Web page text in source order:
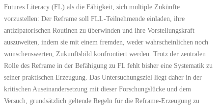
Futures Literacy (FL) als die Fähigkeit, sich multiple Zukünfte
vorzustellen: Der Reframe soll FLL-Teilnehmende einladen, ihre
antizipatorischen Routinen zu überwinden und ihre Vorstellungskraft
auszuweiten, indem sie mit einem fremden, weder wahrscheinlichen noch
wünschenswerten, Zukunftsbild konfrontiert werden. Trotz der zentralen
Rolle des Reframe in der Befähigung zu FL fehlt bisher eine Systematik zu
seiner praktischen Erzeugung. Das Untersuchungsziel liegt daher in der
kritischen Auseinandersetzung mit dieser Forschungslücke und dem
Versuch, grundsätzlich geltende Regeln für die Reframe-Erzeugung zu